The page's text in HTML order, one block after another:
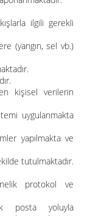
ilgili gerekli
(yangın, sel vb.)
kişisel verilerin
uygulanmakta
yapılmakta ve
tutulmaktadır.
protokol ve
posta yoluyla